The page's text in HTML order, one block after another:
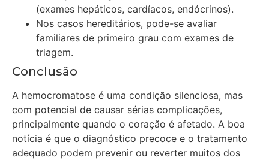
(exames hepáticos, cardíacos, endócrinos).
Nos casos hereditários, pode-se avaliar
familiares de primeiro grau com exames de
triagem.
Conclusão
A hemocromatose é uma condição silenciosa, mas
com potencial de causar sérias complicações,
principalmente quando o coração é afetado. A boa
notícia é que o diagnóstico precoce e o tratamento
adequado podem prevenir ou reverter muitos dos